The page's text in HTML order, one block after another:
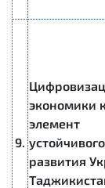
9.
экономики
элемент
устойчивого
развития